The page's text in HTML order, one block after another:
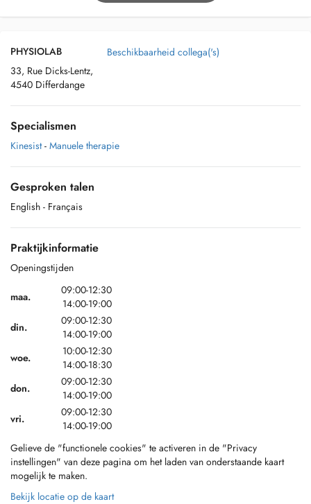
PHYSIOLAB
33, Rue Dicks-Lentz,
4540 Differdange
Beschikbaarheid collega('s)
Specialismen
Kinesist - Manuele therapie
Gesproken talen
English - Français
Praktijkinformatie
Openingstijden
maa.
09:00-12:30
14:00-19:00
din.
09:00-12:30
14:00-19:00
woe.
10:00-12:30
14:00-18:30
don.
09:00-12:30
14:00-19:00
vri.
09:00-12:30
14:00-19:00
Gelieve de "functionele cookies" te activeren in de "Privacy
instellingen" van deze pagina om het laden van onderstaande kaart
mogelijk te maken.
Bekijk locatie op de kaart